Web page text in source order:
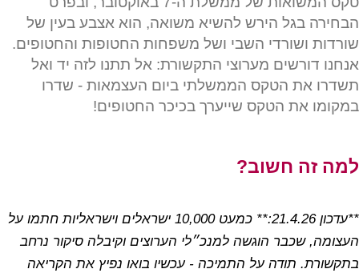
הבחירה בגל הירש להשיא משואה, הוא אצבע בעין של
שורדות ושורדי השבי ושל משפחות החטופות והחטופים.
אנחנו דורשים מערוצי התקשורת: אל תתנו לזה יד ואל
תשדרו את הטקס הממשלתי ביום העצמאות - שדרו
במקומו את הטקס שייערך בכיכר החטופים!
למה זה חשוב?
**עדכון 21.4.26:** כמעט 10,000 ישראלים וישראליות חתמו על
העצומה, שכבר הוגשה למנכ״לי הערוצים וקיבלה סיקור נרחב
בתקשורת. תודה על התמיכה - עכשיו בואו נפיץ את הקריאה